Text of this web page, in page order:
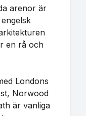
arenor är
en rå och
Londons
Norwood
är vanliga